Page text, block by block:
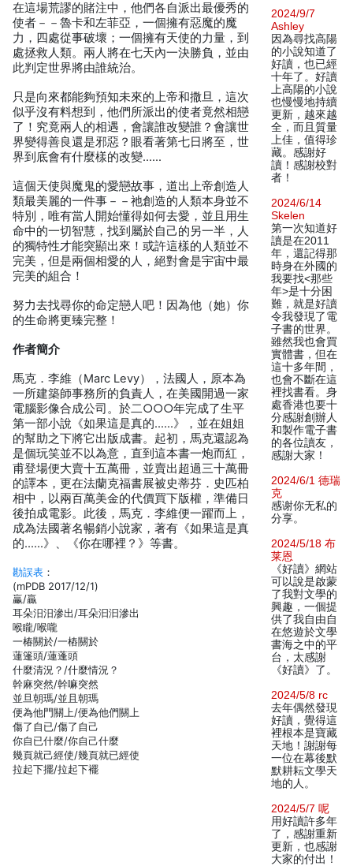
在這場荒謬的賭注中，他們各自派出最優秀的
使者－－魯卡和左菲亞，一個擁有惡魔的魔
力，四處從事破壞；一個擁有天使的力量，到
處拯救人類。兩人將在七天內一決勝負，並由
此判定世界將由誰統治。
只是向來都能夠預知未來的上帝和撒旦，這次
似乎沒有料想到，他們所派出的使者竟然相戀
了！究竟兩人的相遇，會讓誰改變誰？會讓世
界變得善良還是邪惡？眼看著第七日將至，世
界到底會有什麼樣的改變……
這個天使與魔鬼的愛戀故事，道出上帝創造人
類最美麗的一件事－－祂創造的人類本身並不
特別，唯有當人開始懂得如何去愛，並且用生
命中的一切智慧，找到屬於自己的另一半，人
的獨特性才能突顯出來！或許這樣的人類並不
完美，但是兩個相愛的人，絕對會是宇宙中最
完美的組合！
努力去找尋你的命定戀人吧！因為他（她）你
的生命將更臻完整！
作者簡介
馬克．李維（Marc Levy），法國人，原本為
一所建築師事務所的負責人，在美國開過一家
電腦影像合成公司。於二○○○年完成了生平
第一部小說《如果這是真的……》，並在姐姐
的幫助之下將它出版成書。起初，馬克還認為
是個玩笑並不以為意，直到這本書一炮而紅，
甫登場便大賣十五萬冊，並賣出超過三十萬冊
的譯本，更在法蘭克福書展被史蒂芬．史匹柏
相中，以兩百萬美金的代價買下版權，準備日
後拍成電影。此後，馬克．李維便一躍而上，
成為法國著名暢銷小說家，著有《如果這是真
的……》、《你在哪裡？》等書。
勘誤表 ：
(mPDB 2017/12/1)
臝/贏
耳朵汨汨滲出/耳朵汩汩滲出
喉矓/喉嚨
一椿關於/一樁關於
蓮篷頭/蓮蓬頭
什麼清況？/什麼情況？
幹麻突然/幹嘛突然
並旦朝瑪/並且朝瑪
便為他門關上/便為他們關上
傷了自已/傷了自己
你自已什麼/你自己什麼
幾頁就己經使/幾頁就已經使
拉起下擺/拉起下襬
2024/9/7
Ashley
因為尋找高陽
的小說知道了
好讀，也已經
十年了。好讀
上高陽的小說
也慢慢地持續
更新，越來越
全，而且質量
上佳，值得珍
藏。感謝好
讀！感謝校對
者！
2024/6/14
Skelen
第一次知道好
讀是在2011
年，還記得那
時身在外國的
我要找<那些
年>是十分困
難，就是好讀
令我發現了電
子書的世界。
雖然我也會買
實體書，但在
這十多年間，
也會不斷在這
裡找書看。身
處香港也要十
分感謝創辦人
和製作電子書
的各位讀友，
感謝大家！
2024/6/1 德瑞
克
感谢你无私的
分享。
2024/5/18 布
莱恩
《好讀》網站
可以說是啟蒙
了我對文學的
興趣，一個提
供了我自由自
在悠遊於文學
書海之中的平
台，太感謝
《好讀》了。
2024/5/8 rc
去年偶然發現
好讀，覺得這
裡根本是寶藏
天地！謝謝每
一位在幕後默
默耕耘文學天
地的人。
2024/5/7 呢
用好讀許多年
了，感謝重新
更新，也感謝
大家的付出！